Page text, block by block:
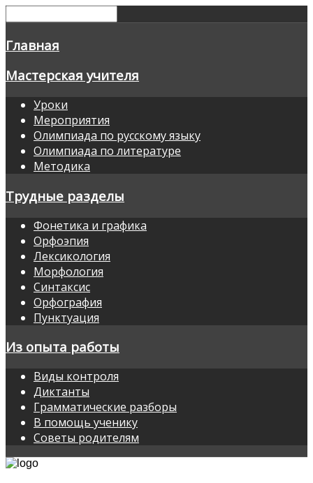
Главная
Мастерская учителя
Уроки
Мероприятия
Олимпиада по русскому языку
Олимпиада по литературе
Методика
Трудные разделы
Фонетика и графика
Орфоэпия
Лексикология
Морфология
Синтаксис
Орфография
Пунктуация
Из опыта работы
Виды контроля
Диктанты
Грамматические разборы
В помощь ученику
Советы родителям